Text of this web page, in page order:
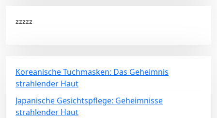
zzzzz
Koreanische Tuchmasken: Das Geheimnis
strahlender Haut
Japanische Gesichtspflege: Geheimnisse
strahlender Haut